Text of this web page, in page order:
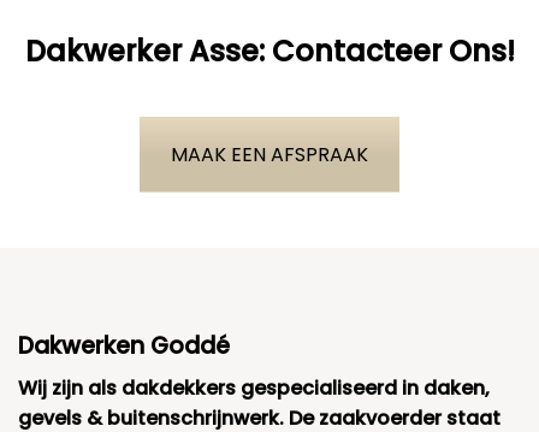
Dakwerker Asse: Contacteer Ons!
MAAK EEN AFSPRAAK
Dakwerken Goddé
Wij zijn als dakdekkers gespecialiseerd in daken,
gevels & buitenschrijnwerk. De zaakvoerder staat